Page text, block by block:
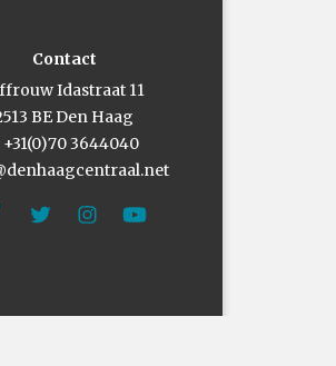
Contact
Idastraat 11
BE Den Haag
+31(0)70 3644040